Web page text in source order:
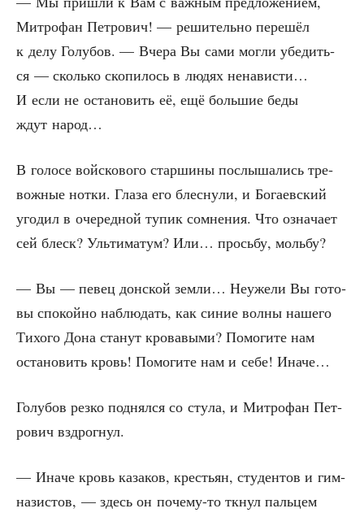
Мит­ро­фан Пет­ро­вич! — реши­тель­но пере­шёл
к делу Голу­бов. — Вче­ра Вы сами мог­ли убе­дить­
ся — сколь­ко ско­пи­лось в людях нена­ви­сти…
И если не оста­но­вить её, ещё боль­шие беды
ждут народ…
В голо­се вой­ско­во­го стар­ши­ны послы­ша­лись тре­
вож­ные нот­ки. Гла­за его блес­ну­ли, и Бога­ев­ский
уго­дил в оче­ред­ной тупик сомне­ния. Что озна­ча­ет
сей блеск? Уль­ти­ма­тум? Или… прось­бу, мольбу?
— Вы — певец дон­ской зем­ли… Неуже­ли Вы гото­
вы спо­кой­но наблю­дать, как синие вол­ны наше­го
Тихо­го Дона ста­нут кро­ва­вы­ми? Помо­ги­те нам
оста­но­вить кровь! Помо­ги­те нам и себе! Иначе…
Голу­бов рез­ко под­нял­ся со сту­ла, и Мит­ро­фан Пет­
ро­вич вздрогнул.
— Ина­че кровь каза­ков, кре­стьян, сту­ден­тов и гим­
на­зи­стов, — здесь он поче­му-то ткнул паль­цем